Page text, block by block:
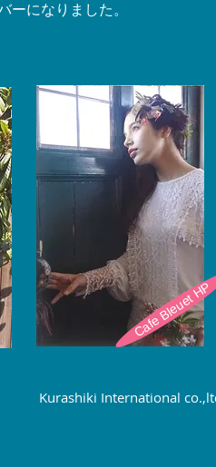
ーになりました。
Cafe Bleuet HP
Kurashiki International